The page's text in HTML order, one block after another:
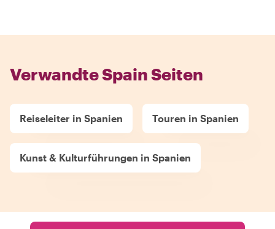
Verwandte Spain Seiten
Reiseleiter in Spanien Touren in Spanien
Kunst & Kulturführungen in Spanien